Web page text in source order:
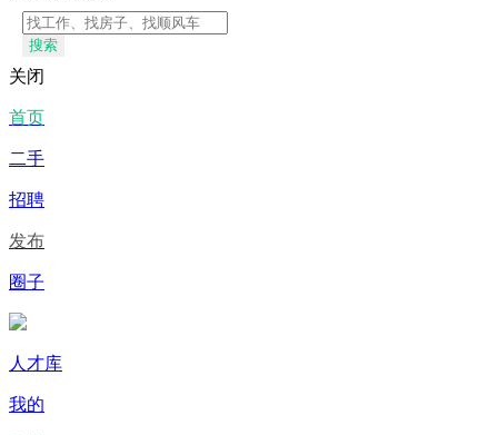
搜索
关闭
首页
二手
招聘
发布
圈子
人才库
我的